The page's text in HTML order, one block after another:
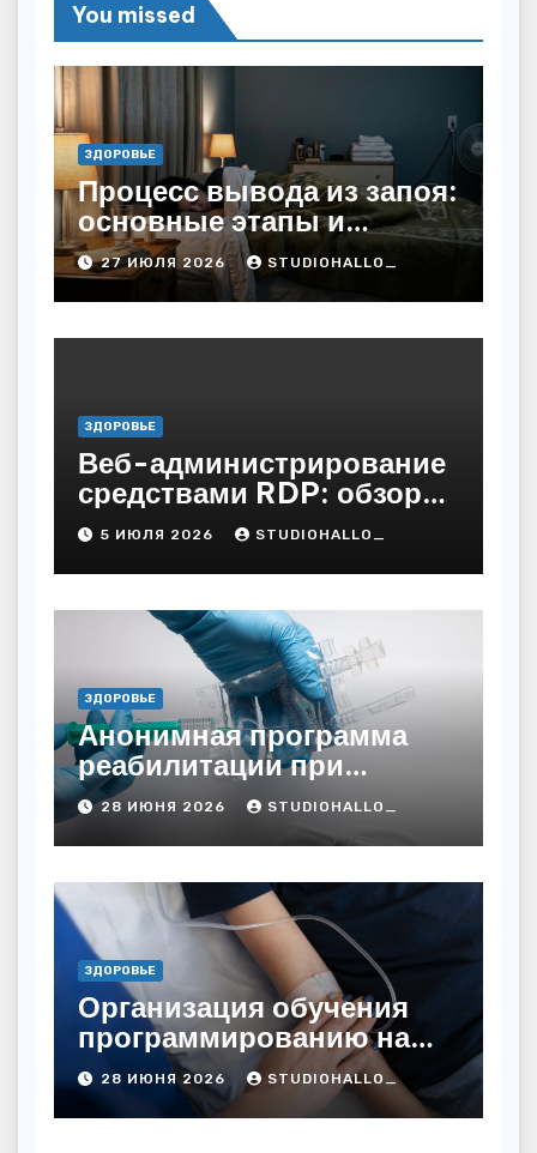
You missed
ЗДОРОВЬЕ
Процесс вывода из запоя:
основные этапы и
методы
27 ИЮЛЯ 2026 STUDIOHALLO_
ЗДОРОВЬЕ
Веб-администрирование
средствами RDP: обзор
технических решений
5 ИЮЛЯ 2026 STUDIOHALLO_
ЗДОРОВЬЕ
Анонимная программа
реабилитации при
алкогольной зависимости
с персональным
подходом и
лицензированными
врачами
28 ИЮНЯ 2026 STUDIOHALLO_
ЗДОРОВЬЕ
Организация обучения
программированию на
дому
28 ИЮНЯ 2026 STUDIOHALLO_